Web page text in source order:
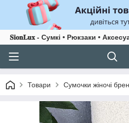
𝐒𝐢𝐨𝐧𝐋𝐮𝐱 - Сумкі • Рюкзаки •
Товари Сумочки жіночі